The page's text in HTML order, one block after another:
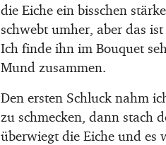
die Eiche ein bisschen
schwebt umher, aber das
Ich finde ihn im Bouquet
Mund zusammen.
Den ersten Schluck nahm
zu schmecken, dann stach
überwiegt die Eiche und es